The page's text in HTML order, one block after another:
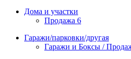
Дома и участки
Продажа 6
Гаражи/парковки/другая
Гаражи и Боксы /